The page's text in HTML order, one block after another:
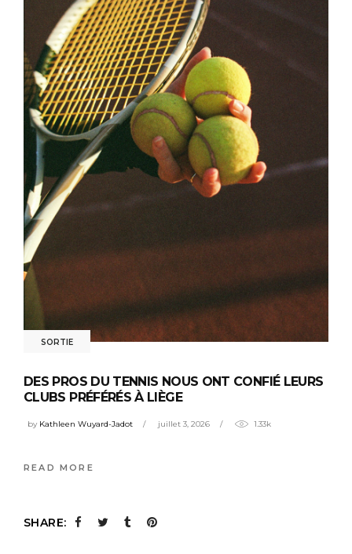
SORTIE
DES PROS DU TENNIS NOUS ONT CONFIÉ LEURS
CLUBS PRÉFÉRÉS À LIÈGE
by Kathleen Wuyard-Jadot juillet 3, 2026 1.33k
READ MORE
SHARE: